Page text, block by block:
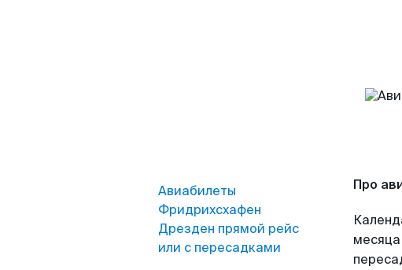
Авиабилеты
Фридрихсхафен
Дрезден прямой рейс
или с пересадками
Про